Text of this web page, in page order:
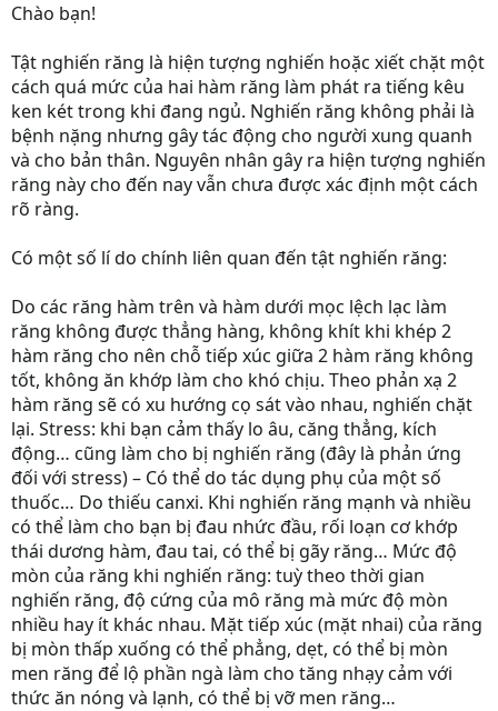
Chào bạn!
Tật nghiến răng là hiện tượng nghiến hoặc xiết chặt một
cách quá mức của hai hàm răng làm phát ra tiếng kêu
ken két trong khi đang ngủ. Nghiến răng không phải là
bệnh nặng nhưng gây tác động cho người xung quanh
và cho bản thân. Nguyên nhân gây ra hiện tượng nghiến
răng này cho đến nay vẫn chưa được xác định một cách
rõ ràng.
Có một số lí do chính liên quan đến tật nghiến răng:
Do các răng hàm trên và hàm dưới mọc lệch lạc làm
răng không được thẳng hàng, không khít khi khép 2
hàm răng cho nên chỗ tiếp xúc giữa 2 hàm răng không
tốt, không ăn khớp làm cho khó chịu. Theo phản xạ 2
hàm răng sẽ có xu hướng cọ sát vào nhau, nghiến chặt
lại. Stress: khi bạn cảm thấy lo âu, căng thẳng, kích
động… cũng làm cho bị nghiến răng (đây là phản ứng
đối với stress) – Có thể do tác dụng phụ của một số
thuốc… Do thiếu canxi. Khi nghiến răng mạnh và nhiều
có thể làm cho bạn bị đau nhức đầu, rối loạn cơ khớp
thái dương hàm, đau tai, có thể bị gãy răng… Mức độ
mòn của răng khi nghiến răng: tuỳ theo thời gian
nghiến răng, độ cứng của mô răng mà mức độ mòn
nhiều hay ít khác nhau. Mặt tiếp xúc (mặt nhai) của răng
bị mòn thấp xuống có thể phẳng, dẹt, có thể bị mòn
men răng để lộ phần ngà làm cho tăng nhạy cảm với
thức ăn nóng và lạnh, có thể bị vỡ men răng…